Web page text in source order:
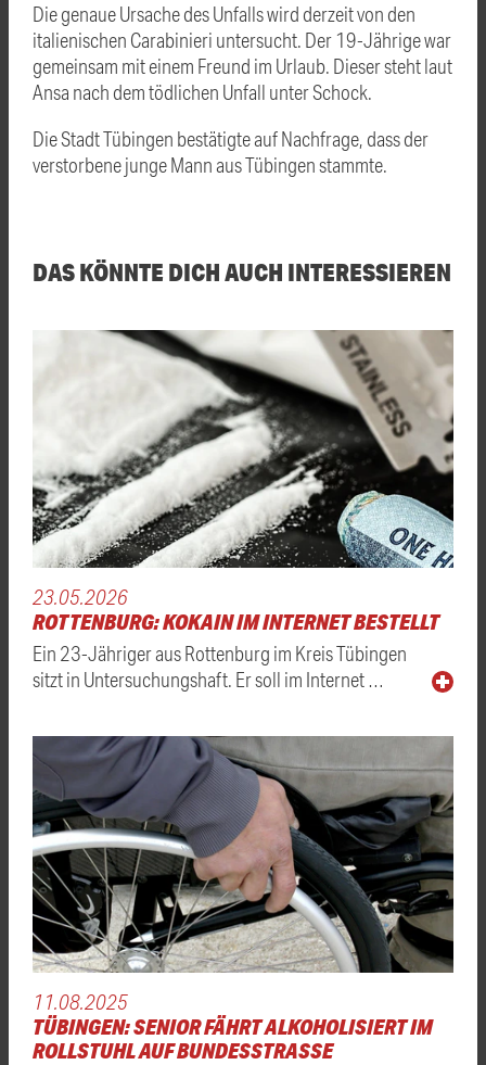
Die genaue Ursache des Unfalls wird derzeit von den
italienischen Carabinieri untersucht. Der 19-Jährige war
gemeinsam mit einem Freund im Urlaub. Dieser steht laut
Ansa nach dem tödlichen Unfall unter Schock.
Die Stadt Tübingen bestätigte auf Nachfrage, dass der
verstorbene junge Mann aus Tübingen stammte.
DAS KÖNNTE DICH AUCH INTERESSIEREN
23.05.2026
ROTTENBURG: KOKAIN IM INTERNET BESTELLT
Ein 23-Jähriger aus Rottenburg im Kreis Tübingen
sitzt in Untersuchungshaft. Er soll im Internet …
11.08.2025
TÜBINGEN: SENIOR FÄHRT ALKOHOLISIERT IM
ROLLSTUHL AUF BUNDESSTRASSE